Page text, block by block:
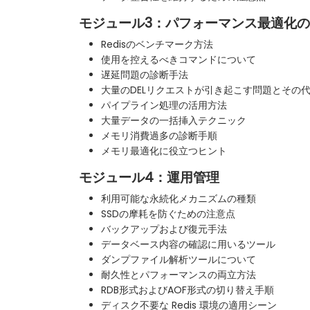
モジュール3：パフォーマンス最適化
Redisのベンチマーク方法
使用を控えるべきコマンドについて
遅延問題の診断手法
大量のDELリクエストが引き起こす問題とその
パイプライン処理の活用方法
大量データの一括挿入テクニック
メモリ消費過多の診断手順
メモリ最適化に役立つヒント
モジュール4：運用管理
利用可能な永続化メカニズムの種類
SSDの摩耗を防ぐための注意点
バックアップおよび復元手法
データベース内容の確認に用いるツール
ダンプファイル解析ツールについて
耐久性とパフォーマンスの両立方法
RDB形式およびAOF形式の切り替え手順
ディスク不要な Redis 環境の適用シーン